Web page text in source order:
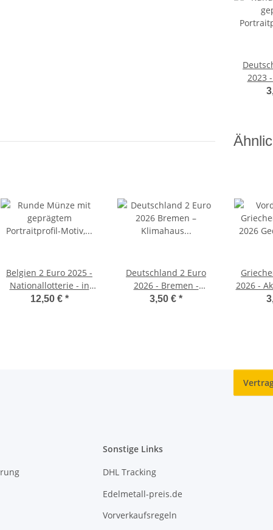
2023
Belgien 2 Euro 2025 -
Nationallotterie - in
franz. Coincard
12,50 € *
Deutschland 2 Euro
2026 - Bremen -
Klimahaus
3,50 € *
2026 -
Sonstige Links
DHL Tracking
Edelmetall-preis.de
Vorverkaufsregeln